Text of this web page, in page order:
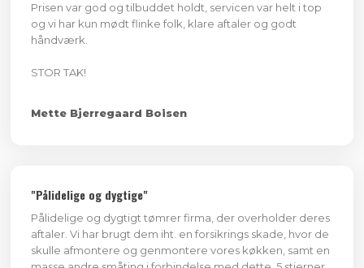
Prisen var god og tilbuddet holdt, servicen var helt i top
og vi har kun mødt flinke folk, klare aftaler og godt
håndværk.
STOR TAK!
​Mette Bjerregaard Boisen
"Pålidelige og dygtige"
Pålidelige og dygtigt tømrer firma, der overholder deres
aftaler. Vi har brugt dem iht. en forsikrings skade, hvor de
skulle afmontere og genmontere vores køkken, samt en